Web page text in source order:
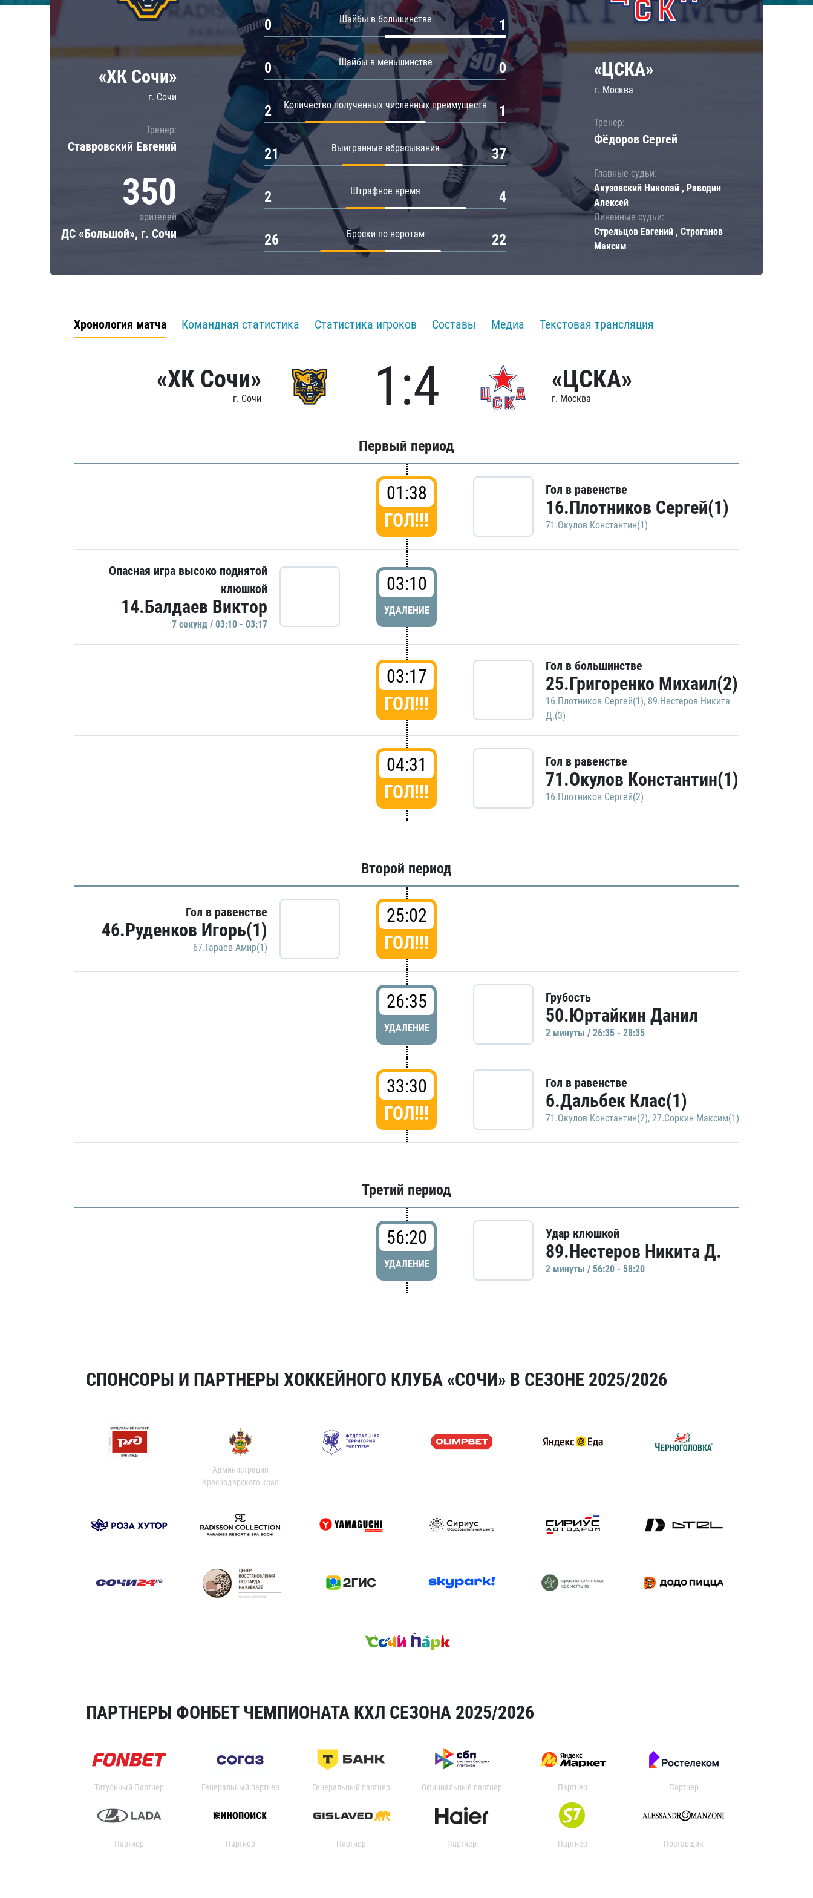
Локомотив
ЦСКА
Шанхайские Драконы
Амур
Барыс
Салават Юлаев
«ХК Сочи»
г. Сочи
Тренер:
Ставровский Евгений
350
зрителей
ДС «Большой», г. Сочи
Шайбы в большинстве
0 1
Шайбы в меньшинстве
0 0
Количество полученных численных преимуществ
2 1
Выигранные вбрасывания
21 37
Штрафное время
2 4
Броски по воротам
26 22
«ЦСКА»
г. Москва
Тренер:
Фёдоров Сергей
Главные судьи:
Акузовский Николай , Раводин
Алексей
Линейные судьи:
Стрельцов Евгений , Строганов
Максим
Хронология матча Командная статистика Статистика игроков Составы Медиа Текстовая трансляция
«ХК Сочи»
г. Сочи 1:4 «ЦСКА»
г. Москва
Первый период
01:38
ГОЛ!!!
Гол в равенстве
16.Плотников Сергей(1)
71.Окулов Константин(1)
Опасная игра высоко поднятой
клюшкой
14.Балдаев Виктор
7 секунд / 03:10 - 03:17
03:10
УДАЛЕНИЕ
03:17
ГОЛ!!!
Гол в большинстве
25.Григоренко Михаил(2)
16.Плотников Сергей(1), 89.Нестеров Никита
Д.(3)
04:31
ГОЛ!!!
Гол в равенстве
71.Окулов Константин(1)
16.Плотников Сергей(2)
Второй период
Гол в равенстве
46.Руденков Игорь(1)
67.Гараев Амир(1)
25:02
ГОЛ!!!
26:35
УДАЛЕНИЕ
Грубость
50.Юртайкин Данил
2 минуты / 26:35 - 28:35
33:30
ГОЛ!!!
Гол в равенстве
6.Дальбек Клас(1)
71.Окулов Константин(2), 27.Соркин Максим(1)
Третий период
56:20
УДАЛЕНИЕ
Удар клюшкой
89.Нестеров Никита Д.
2 минуты / 56:20 - 58:20
СПОНСОРЫ И ПАРТНЕРЫ ХОККЕЙНОГО КЛУБА «СОЧИ» В СЕЗОНЕ 2025/2026
Администрация
Краснодарского края
ПАРТНЕРЫ ФОНБЕТ ЧЕМПИОНАТА КХЛ СЕЗОНА 2025/2026
Титульный Партнер Генеральный партнер Генеральный партнер Официальный партнер Партнер Партнер
Партнер Партнер Партнер Партнер Партнер Поставщик